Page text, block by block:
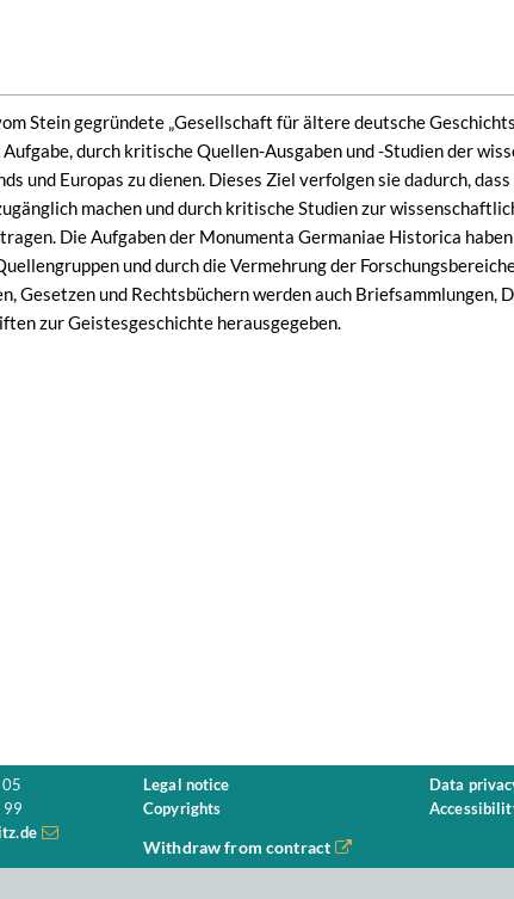
Stein gegründete „Gesellschaft für ältere deutsche
durch kritische Quellen-Ausgaben und -Studien der
und Europas zu dienen. Dieses Ziel verfolgen sie dadurch,
machen und durch kritische Studien zur
Die Aufgaben der Monumenta Germaniae Historica
und durch die Vermehrung der
Gesetzen und Rechtsbüchern werden auch Briefsammlungen,
zur Geistesgeschichte herausgegeben.
99
Legal notice
Copyrights
Data
Withdraw from contract